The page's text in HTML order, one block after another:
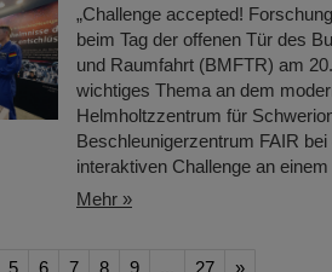
„Challenge accepted!
beim Tag der offenen Tür des
und Raumfahrt (BMFTR) am
wichtiges Thema an dem
Helmholtzzentrum für
Beschleunigerzentrum FAIR
interaktiven Challenge an
Mehr »
5 6 7 8 9 ... 27 »